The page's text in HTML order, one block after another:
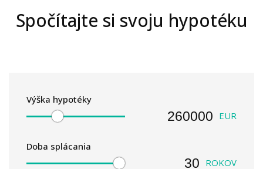
Spočítajte si svoju hypotéku
Výška hypotéky
EUR
Doba splácania
ROKOV